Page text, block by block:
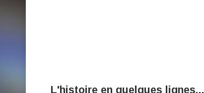
L'histoire en quelques lignes...